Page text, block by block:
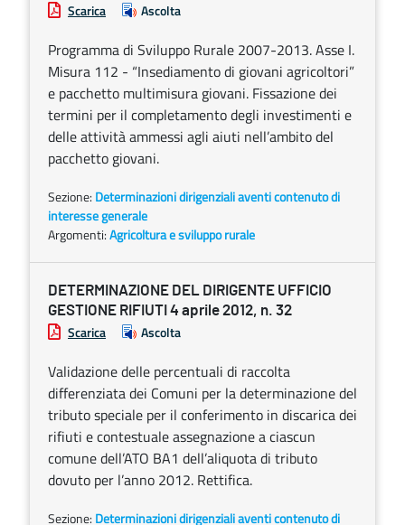
Scarica Ascolta
Programma di Sviluppo Rurale 2007-2013. Asse I.
Misura 112 - “Insediamento di giovani agricoltori”
e pacchetto multimisura giovani. Fissazione dei
termini per il completamento degli investimenti e
delle attività ammessi agli aiuti nell’ambito del
pacchetto giovani.
Sezione: Determinazioni dirigenziali aventi contenuto di
interesse generale
Argomenti:Agricoltura e sviluppo rurale
DETERMINAZIONE DEL DIRIGENTE UFFICIO
GESTIONE RIFIUTI 4 aprile 2012, n. 32
Scarica Ascolta
Validazione delle percentuali di raccolta
differenziata dei Comuni per la determinazione del
tributo speciale per il conferimento in discarica dei
rifiuti e contestuale assegnazione a ciascun
comune dell’ATO BA1 dell’aliquota di tributo
dovuto per l’anno 2012. Rettifica.
Sezione: Determinazioni dirigenziali aventi contenuto di